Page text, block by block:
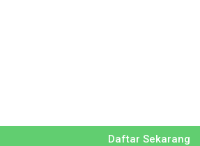
Daftar Sekarang